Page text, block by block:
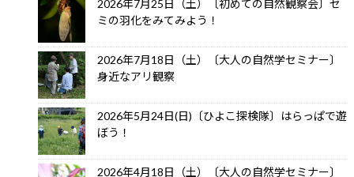
2026年7月25日（土）〔初めての自然観察会〕セ
ミの羽化をみてみよう！
2026年7月18日（土）〔大人の自然学セミナー〕
身近なアリ観察
2026年5月24日(日)〔ひよこ探検隊〕はらっぱで遊
ぼう！
2026年4月18日（土）〔大人の自然学セミナー〕